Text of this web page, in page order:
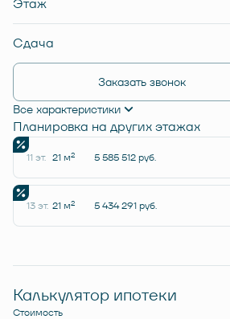
Этаж
Сдача
Заказать звонок
Все характеристики
Планировка на других этажах
11 эт. 21 м2 5 585 512 руб.
13 эт. 21 м2 5 434 291 руб.
Калькулятор ипотеки
Стоимость